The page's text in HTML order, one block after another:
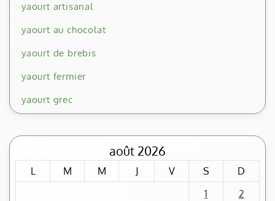
yaourt artisanal
yaourt au chocolat
yaourt de brebis
yaourt fermier
yaourt grec
août 2026
L M M J V S
D
1
2